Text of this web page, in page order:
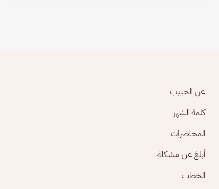
Footer menu
عن الحبيب
كلمة الشهر
المحاضرات
أبلغ عن مشكلة
الخطب